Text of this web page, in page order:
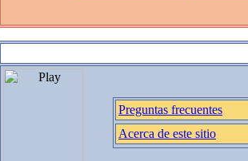
Preguntas frecuentes
Acerca de este sitio